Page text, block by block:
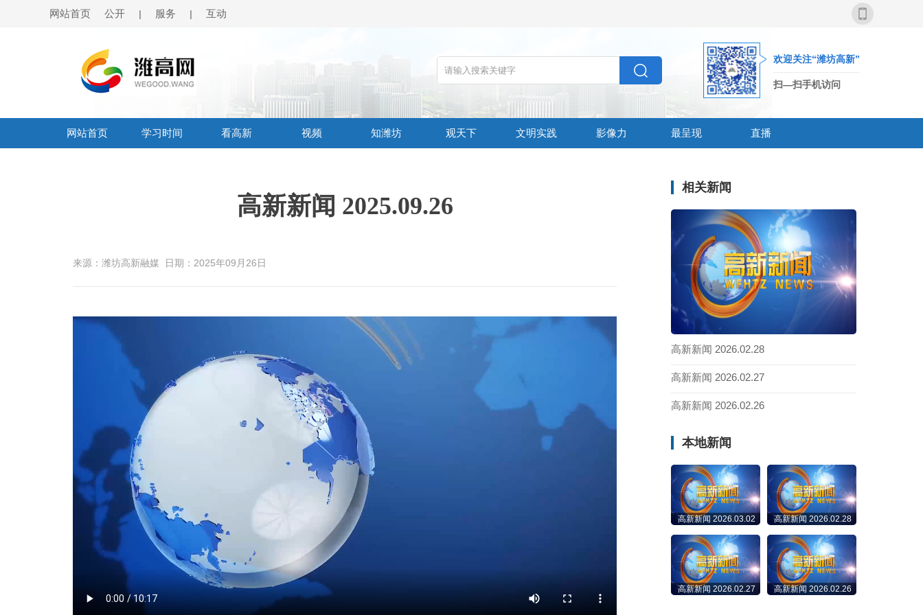
网站首页 公开 | 服务 | 互动
欢迎关注“潍坊高新”
扫—扫手机访问
网站首页 学习时间 看高新 视频 知潍坊 观天下 文明实践 影像力 最呈现 直播
高新新闻 2025.09.26
来源：潍坊高新融媒 日期：2025年09月26日
相关新闻
高新新闻 2026.02.28
高新新闻 2026.02.27
高新新闻 2026.02.26
本地新闻
高新新闻 2026.03.02 高新新闻 2026.02.28
高新新闻 2026.02.27 高新新闻 2026.02.26